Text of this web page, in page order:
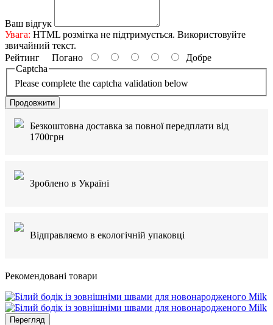
Ваш відгук
Увага: HTML розмітка не підтримується. Використовуйте
звичайний текст.
Рейтинг Погано
Добре
Captcha
Please complete the captcha validation below
Продовжити
Безкоштовна доставка за повної передплати від
1700грн
Зроблено в Україні
Відправляємо в екологічній упаковці
Рекомендовані товари
Перегляд